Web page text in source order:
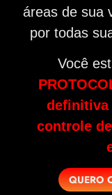
áreas de sua
por todas
Você
definitiva
controle
QUERO